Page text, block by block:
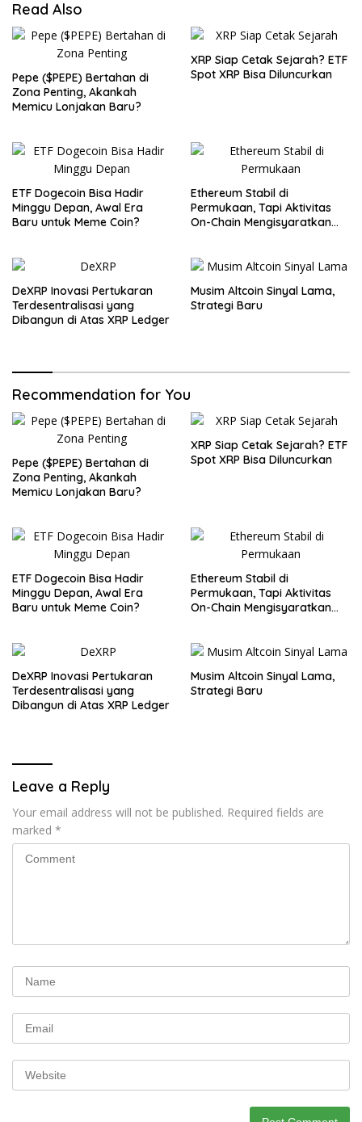
Read Also
Pepe ($PEPE) Bertahan di
Zona Penting, Akankah
Memicu Lonjakan Baru?
XRP Siap Cetak Sejarah? ETF
Spot XRP Bisa Diluncurkan
ETF Dogecoin Bisa Hadir
Minggu Depan, Awal Era
Baru untuk Meme Coin?
Ethereum Stabil di
Permukaan, Tapi Aktivitas
On-Chain Mengisyaratkan
DeXRP Inovasi Pertukaran
Terdesentralisasi yang
Dibangun di Atas XRP Ledger
Musim Altcoin Sinyal Lama,
Strategi Baru
Recommendation for You
Pepe ($PEPE) Bertahan di
Zona Penting, Akankah
Memicu Lonjakan Baru?
XRP Siap Cetak Sejarah? ETF
Spot XRP Bisa Diluncurkan
ETF Dogecoin Bisa Hadir
Minggu Depan, Awal Era
Baru untuk Meme Coin?
Ethereum Stabil di
Permukaan, Tapi Aktivitas
On-Chain Mengisyaratkan
DeXRP Inovasi Pertukaran
Terdesentralisasi yang
Dibangun di Atas XRP Ledger
Musim Altcoin Sinyal Lama,
Strategi Baru
Leave a Reply
Your email address will not be published. Required fields are
marked *